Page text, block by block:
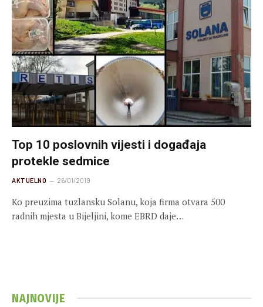
Top 10 poslovnih vijesti i događaja
protekle sedmice
AKTUELNO 26/01/2019
Ko preuzima tuzlansku Solanu, koja firma otvara 500
radnih mjesta u Bijeljini, kome EBRD daje…
NAJNOVIJE